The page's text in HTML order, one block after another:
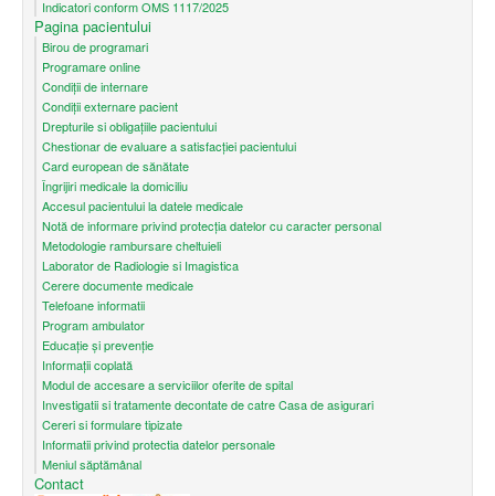
Indicatori conform OMS 1117/2025
Pagina pacientului
Birou de programari
Programare online
Condiţii de internare
Condiții externare pacient
Drepturile si obligațiile pacientului
Chestionar de evaluare a satisfacției pacientului
Card european de sănătate
Îngrijiri medicale la domiciliu
Accesul pacientului la datele medicale
Notă de informare privind protecţia datelor cu caracter personal
Metodologie rambursare cheltuieli
Laborator de Radiologie si Imagistica
Cerere documente medicale
Telefoane informatii
Program ambulator
Educație și prevenție
Informații coplată
Modul de accesare a serviciilor oferite de spital
Investigatii si tratamente decontate de catre Casa de asigurari
Cereri si formulare tipizate
Informatii privind protectia datelor personale
Meniul săptămânal
Contact